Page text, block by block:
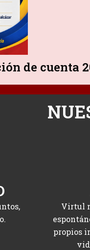
de cuenta
Virtul
propios